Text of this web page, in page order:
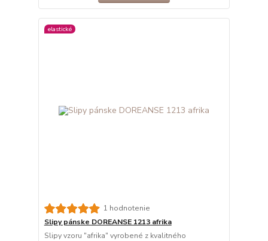
elastické
1 hodnotenie
Slipy pánske DOREANSE 1213 afrika
Slipy vzoru "afrika" vyrobené z kvalitného